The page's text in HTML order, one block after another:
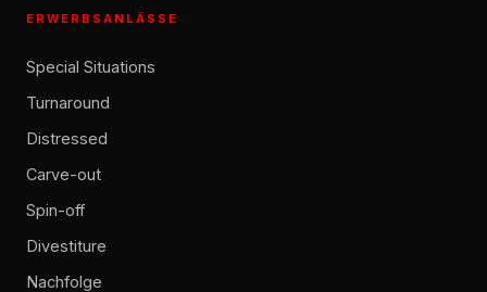
ERWERBSANLÄSSE
Special Situations
Turnaround
Distressed
Carve-out
Spin-off
Divestiture
Nachfolge